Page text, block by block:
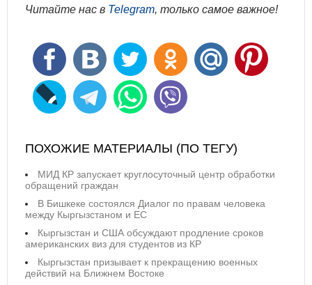
Читайте нас в Telegram, только самое важное!
ПОХОЖИЕ МАТЕРИАЛЫ (ПО ТЕГУ)
МИД КР запускает круглосуточный центр обработки
обращений граждан
В Бишкеке состоялся Диалог по правам человека
между Кыргызстаном и ЕС
Кыргызстан и США обсуждают продление сроков
американских виз для студентов из КР
Кыргызстан призывает к прекращению военных
действий на Ближнем Востоке